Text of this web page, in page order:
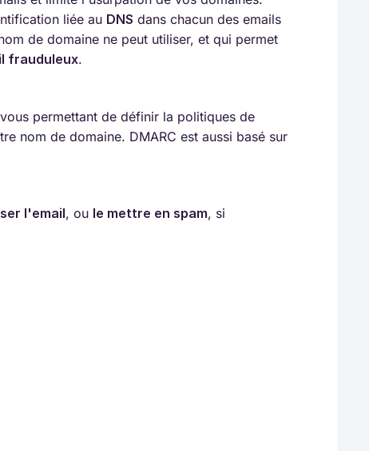
liée au DNS dans chacun des emails
de domaine ne peut utiliser, et qui permet
frauduleux.
permettant de définir la politiques de
nom de domaine. DMARC est aussi basé sur
l'email, ou le mettre en spam, si